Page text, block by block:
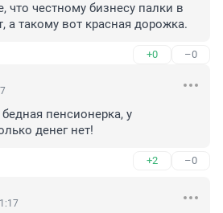
что честному бизнесу палки в
а такому вот красная дорожка.
+0 –0
пенсионерка, у
денег нет!
+2 –0